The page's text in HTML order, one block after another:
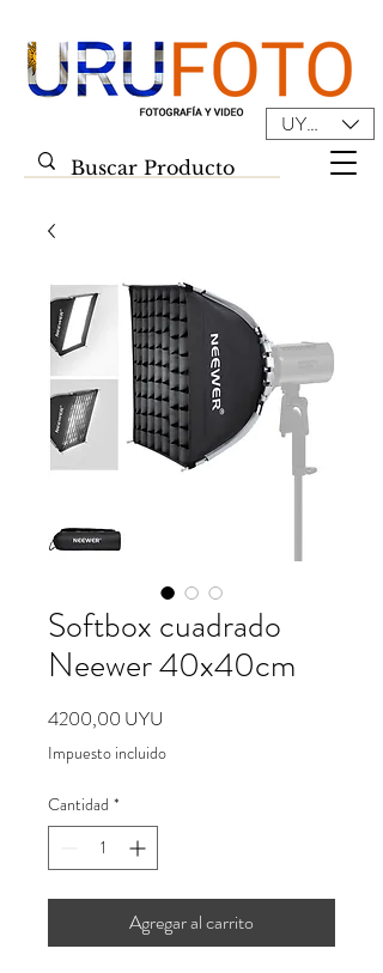
UYU ($U)
Softbox cuadrado
Neewer 40x40cm
4200,00 UYU
Impuesto incluido
Cantidad *
Agregar al carrito